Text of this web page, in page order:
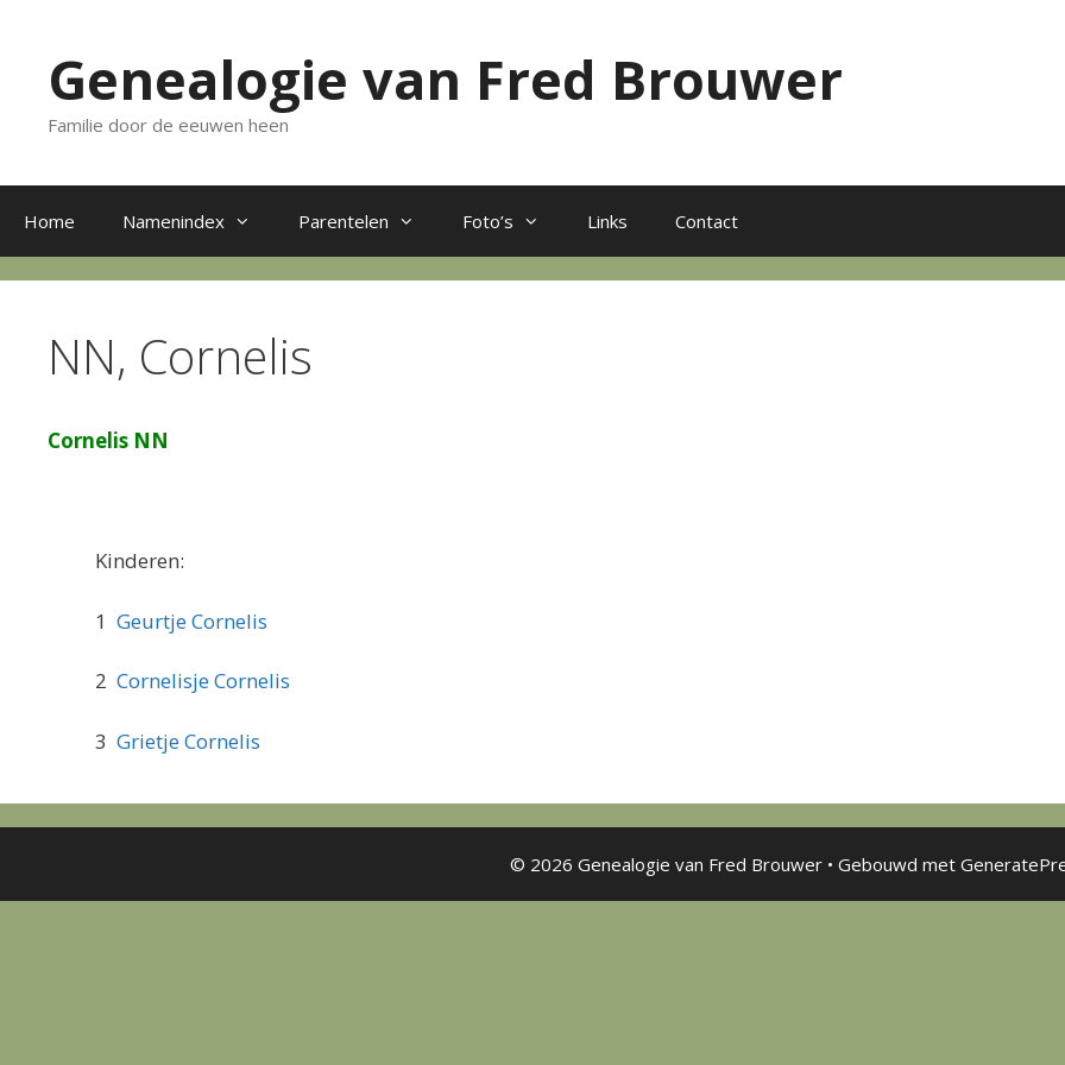
inhoudGenealogie van Fred Brouwer
Familie door de eeuwen heen
Home Namenindex Parentelen Foto’s Links Contact
NN, Cornelis
Cornelis NN
Kinderen:
1 Geurtje Cornelis
2 Cornelisje Cornelis
3 Grietje Cornelis
© 2026 Genealogie van Fred Brouwer • Gebouwd met